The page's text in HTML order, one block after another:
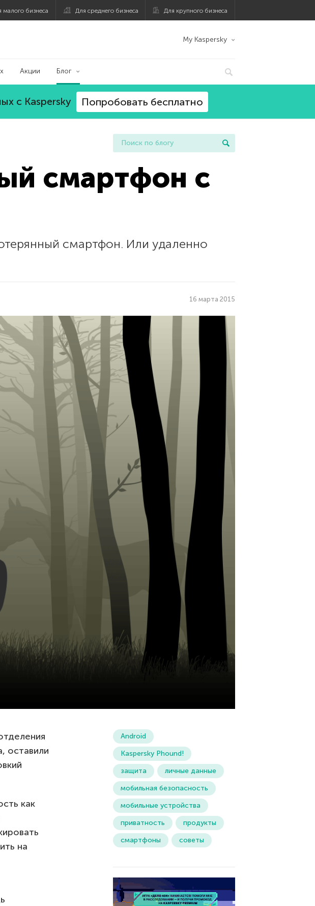
малого бизнеса Для среднего бизнеса Для крупного бизнеса
My Kaspersky
Акции Блог
с Kaspersky Попробовать бесплатно
смартфон с
смартфон. Или удаленно
16 марта 2015
оставили
как
на
Android
Kaspersky Phound!
защита
личные данные
мобильная безопасность
мобильные устройства
приватность
продукты
смартфоны
советы